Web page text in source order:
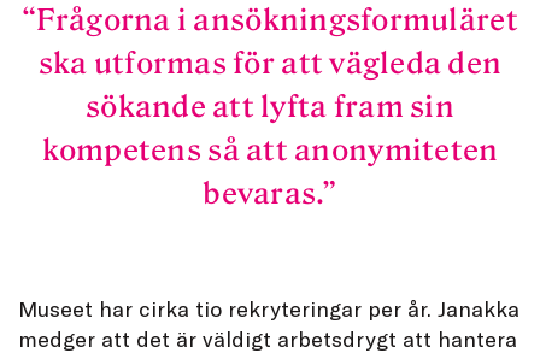
Frågorna i ansökningsformuläret
ska utformas för att vägleda den
sökande att lyfta fram sin
kompetens så att anonymiteten
bevaras.
Museet har cirka tio rekryteringar per år. Janakka
medger att det är väldigt arbetsdrygt att hantera